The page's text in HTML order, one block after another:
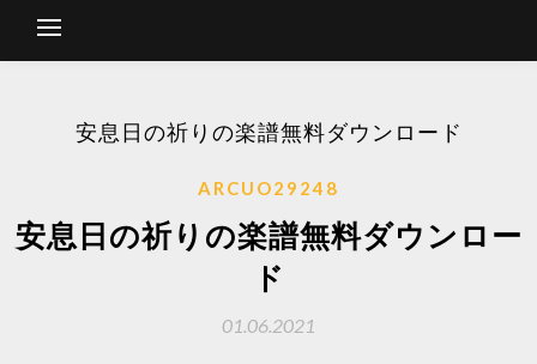
安息日の祈りの楽譜無料ダウンロード
ARCUO29248
安息日の祈りの楽譜無料ダウンロー
ド
01.06.2021